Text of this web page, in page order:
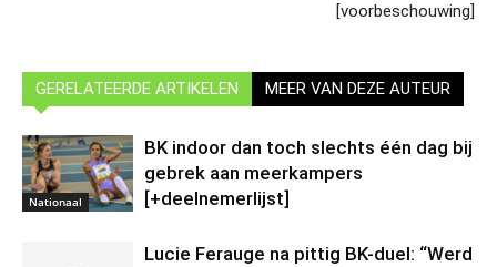
[voorbeschouwing]
GERELATEERDE ARTIKELEN MEER VAN DEZE AUTEUR
Nationaal
BK indoor dan toch slechts één dag bij
gebrek aan meerkampers
[+deelnemerlijst]
Lucie Ferauge na pittig BK-duel: “Werd